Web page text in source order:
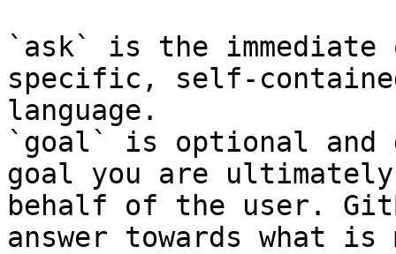
`ask` is the
specific, self-
language.
`goal` is optional and
goal you are
behalf of the user.
answer towards what